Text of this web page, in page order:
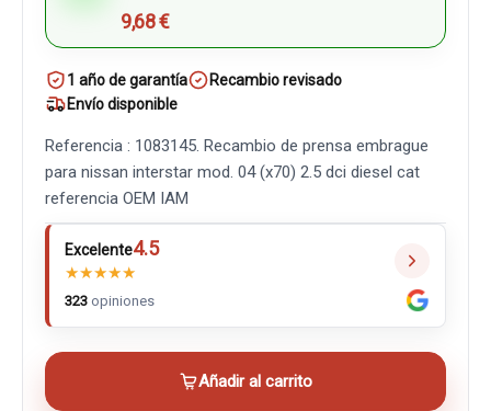
9,68 €
1 año de garantía
Recambio revisado
Envío disponible
Referencia : 1083145. Recambio de prensa embrague
para nissan interstar mod. 04 (x70) 2.5 dci diesel cat
referencia OEM IAM
Excelente4.5
★★★★★
323 opiniones
Añadir al carrito